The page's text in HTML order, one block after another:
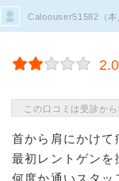
Caloouser51582（本
2.0
この口コミは受診か
首から肩にかけて
最初レントゲンを
何度か通いスタッ